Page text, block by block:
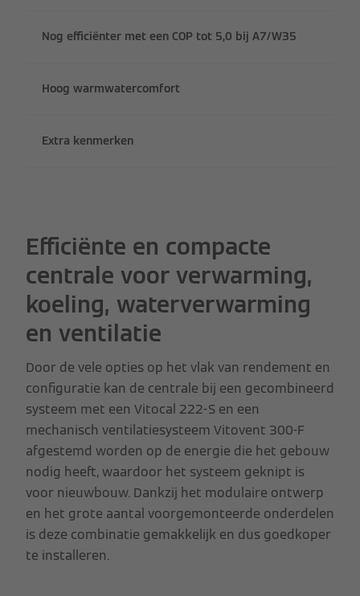
Nog efficiënter met een COP tot 5,0 bij A7/W35
Hoog warmwatercomfort
Extra kenmerken
Efficiënte en compacte
centrale voor verwarming,
koeling, waterverwarming
en ventilatie
Door de vele opties op het vlak van rendement en
configuratie kan de centrale bij een gecombineerd
systeem met een Vitocal 222-S en een
mechanisch ventilatiesysteem Vitovent 300-F
afgestemd worden op de energie die het gebouw
nodig heeft, waardoor het systeem geknipt is
voor nieuwbouw. Dankzij het modulaire ontwerp
en het grote aantal voorgemonteerde onderdelen
is deze combinatie gemakkelijk en dus goedkoper
te installeren.